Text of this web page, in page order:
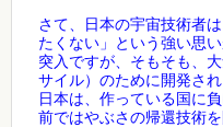
さて、日本の宇宙技術者
たくない」という強い思
突入ですが、そもそも、
サイル）のために開発さ
日本は、作っている国に
前ではやぶさの帰還技術を